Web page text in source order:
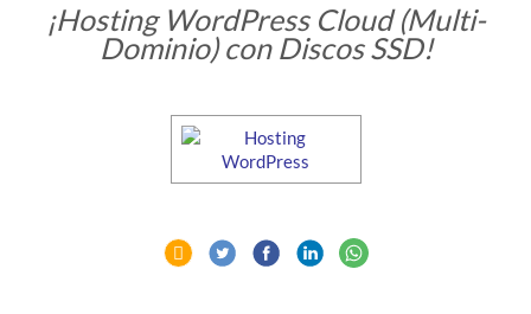
¡Hosting WordPress Cloud (Multi-
Dominio) con Discos SSD!